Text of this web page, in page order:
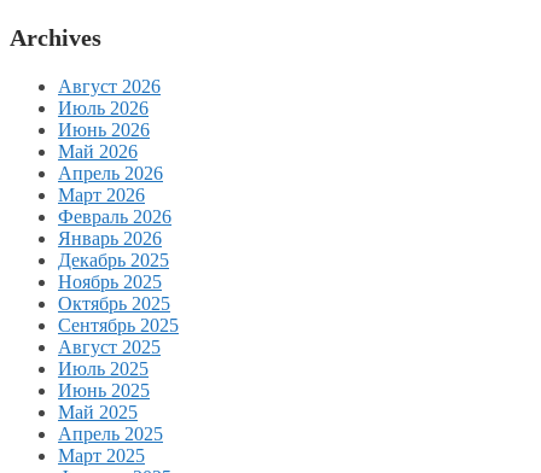
Archives
Август 2026
Июль 2026
Июнь 2026
Май 2026
Апрель 2026
Март 2026
Февраль 2026
Январь 2026
Декабрь 2025
Ноябрь 2025
Октябрь 2025
Сентябрь 2025
Август 2025
Июль 2025
Июнь 2025
Май 2025
Апрель 2025
Март 2025